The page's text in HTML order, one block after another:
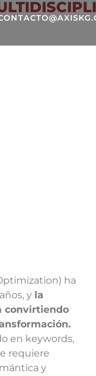
ha
y la
convirtiendo
en keywords,
requiere
y